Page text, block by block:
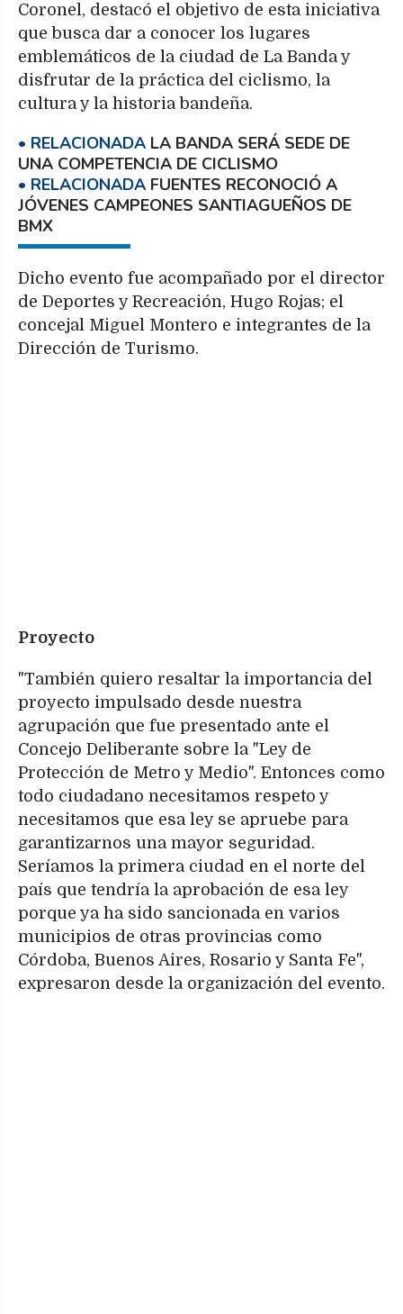
Coronel, destacó el objetivo de esta iniciativa
que busca dar a conocer los lugares
emblemáticos de la ciudad de La Banda y
disfrutar de la práctica del ciclismo, la
cultura y la historia bandeña.
LA BANDA SERÁ SEDE DE
UNA COMPETENCIA DE CICLISMO
FUENTES RECONOCIÓ A
JÓVENES CAMPEONES SANTIAGUEÑOS DE
BMX
Dicho evento fue acompañado por el director
de Deportes y Recreación, Hugo Rojas; el
concejal Miguel Montero e integrantes de la
Dirección de Turismo.
Proyecto
"También quiero resaltar la importancia del
proyecto impulsado desde nuestra
agrupación que fue presentado ante el
Concejo Deliberante sobre la "Ley de
Protección de Metro y Medio". Entonces como
todo ciudadano necesitamos respeto y
necesitamos que esa ley se apruebe para
garantizarnos una mayor seguridad.
Seríamos la primera ciudad en el norte del
país que tendría la aprobación de esa ley
porque ya ha sido sancionada en varios
municipios de otras provincias como
Córdoba, Buenos Aires, Rosario y Santa Fe",
expresaron desde la organización del evento.